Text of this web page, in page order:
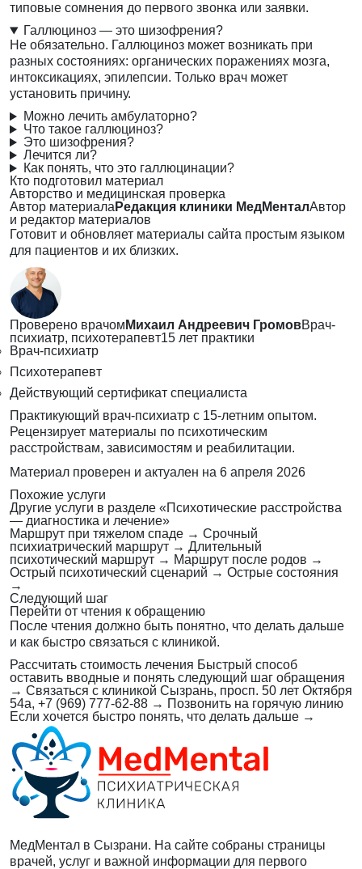
типовые сомнения до первого звонка или заявки.
Галлюциноз — это шизофрения?
Не обязательно. Галлюциноз может возникать при
разных состояниях: органических поражениях мозга,
интоксикациях, эпилепсии. Только врач может
установить причину.
Можно лечить амбулаторно?
Что такое галлюциноз?
Это шизофрения?
Лечится ли?
Как понять, что это галлюцинации?
Кто подготовил материал
Авторство и медицинская проверка
Автор материала Редакция клиники МедМенталАвтор
и редактор материалов
Готовит и обновляет материалы сайта простым языком
для пациентов и их близких.
Проверено врачом Михаил Андреевич ГромовВрач-
психиатр, психотерапевт15 лет практики
Врач-психиатр
Психотерапевт
Действующий сертификат специалиста
Практикующий врач-психиатр с 15-летним опытом.
Рецензирует материалы по психотическим
расстройствам, зависимостям и реабилитации.
Материал проверен и актуален на 6 апреля 2026
Похожие услуги
Другие услуги в разделе «Психотические расстройства
— диагностика и лечение»
Маршрут при тяжелом спаде → Срочный
психиатрический маршрут → Длительный
психотический маршрут → Маршрут после родов →
Острый психотический сценарий → Острые состояния
→
Следующий шаг
Перейти от чтения к обращению
После чтения должно быть понятно, что делать дальше
и как быстро связаться с клиникой.
Рассчитать стоимость лечения Быстрый способ
оставить вводные и понять следующий шаг обращения
→ Связаться с клиникой Сызрань, просп. 50 лет Октября
54а, +7 (969) 777-62-88 → Позвонить на горячую линию
Если хочется быстро понять, что делать дальше →
МедМентал в Сызрани. На сайте собраны страницы
врачей, услуг и важной информации для первого